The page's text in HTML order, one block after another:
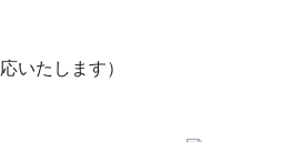
いたします）